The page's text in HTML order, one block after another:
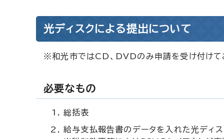
光ディスクによる提出について
※和光市ではCD、DVDのみ申請を受け付けて
必要なもの
総括表
給与支払報告書のデータを入れた光ディス